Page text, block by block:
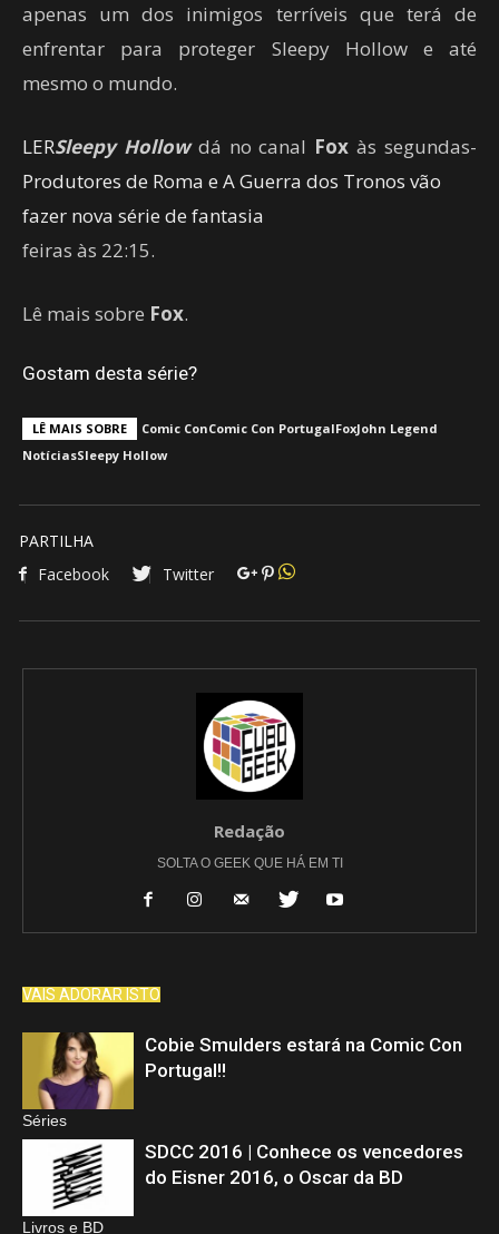
apenas um dos inimigos terríveis que terá de
enfrentar para proteger Sleepy Hollow e até
mesmo o mundo.
LER
Produtores de Roma e A Guerra dos Tronos vão
fazer nova série de fantasia
Sleepy Hollowdá no canal Fox às segundas-
feiras às 22:15.
Lê mais sobre Fox.
Gostam desta série?
LÊ MAIS SOBRE Comic ConComic Con PortugalFoxJohn Legend
NotíciasSleepy Hollow
PARTILHA
Facebook
Twitter
Redação
SOLTA O GEEK QUE HÁ EM TI
VAIS ADORAR ISTO
Séries
Cobie Smulders estará na Comic Con
Portugal!!
Livros e BD
SDCC 2016 | Conhece os vencedores
do Eisner 2016, o Oscar da BD